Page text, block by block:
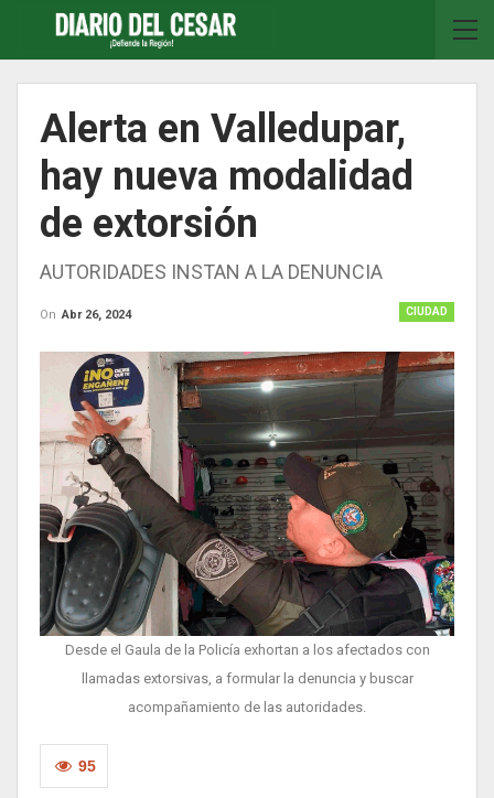
Alerta en Valledupar,
hay nueva modalidad
de extorsión
AUTORIDADES INSTAN A LA DENUNCIA
CIUDAD
On Abr 26, 2024
Desde el Gaula de la Policía exhortan a los afectados con
llamadas extorsivas, a formular la denuncia y buscar
acompañamiento de las autoridades.
95